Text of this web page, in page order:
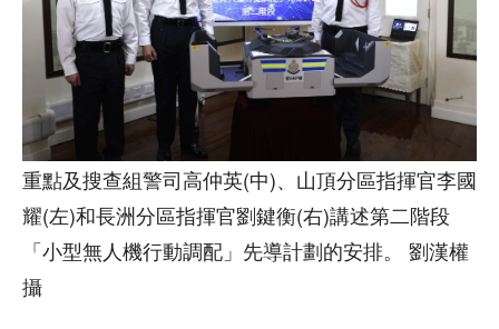
重點及搜查組警司高仲英(中)、山頂分區指揮官李國
耀(左)和長洲分區指揮官劉鍵衡(右)講述第二階段
「小型無人機行動調配」先導計劃的安排。 劉漢權
攝